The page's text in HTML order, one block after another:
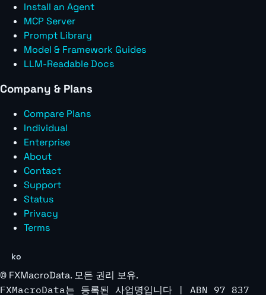
Install an Agent
MCP Server
Prompt Library
Model & Framework Guides
LLM-Readable Docs
Company & Plans
Compare Plans
Individual
Enterprise
About
Contact
Support
Status
Privacy
Terms
ko
© FXMacroData. 모든 권리 보유.
FXMacroData는 등록된 사업명입니다 | ABN 97 837